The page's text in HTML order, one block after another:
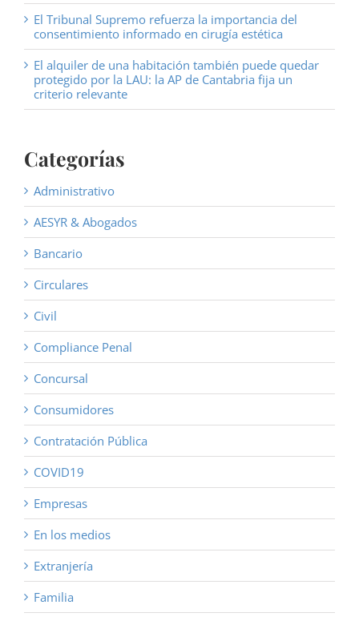
El Tribunal Supremo refuerza la importancia del
consentimiento informado en cirugía estética
El alquiler de una habitación también puede quedar
protegido por la LAU: la AP de Cantabria fija un
criterio relevante
Categorías
Administrativo
AESYR & Abogados
Bancario
Circulares
Civil
Compliance Penal
Concursal
Consumidores
Contratación Pública
COVID19
Empresas
En los medios
Extranjería
Familia